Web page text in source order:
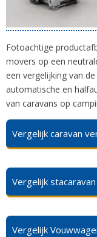
Fotoachtige
movers op een
een vergelijking van
automatische en
van caravans op
Vergelijk caravan
Vergelijk
Vergelijk